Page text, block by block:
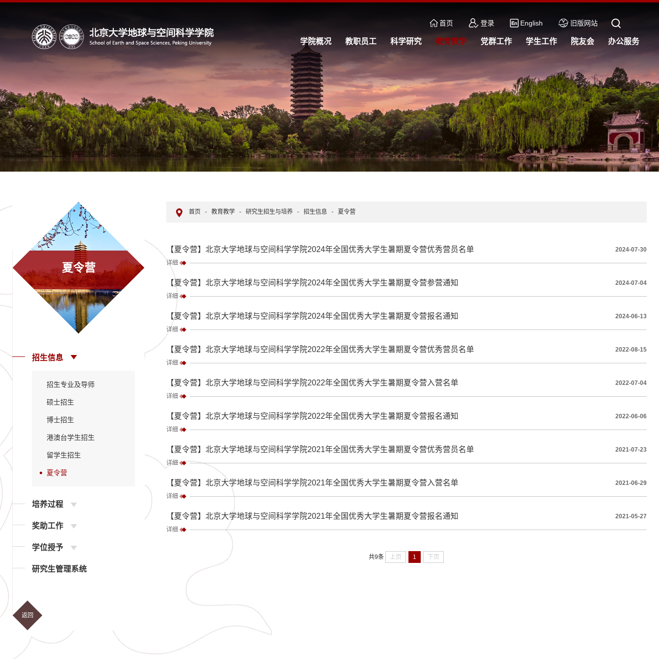
首页 登录 English 旧版网站
学院概况 教职员工 科学研究 教育教学 党群工作 学生工作 院友会 办公服务
夏令营
招生信息
招生专业及导师
硕士招生
博士招生
港澳台学生招生
留学生招生
夏令营
培养过程
奖助工作
学位授予
研究生管理系统
返回
首页 - 教育教学 - 研究生招生与培养 - 招生信息 - 夏令营
【夏令营】北京大学地球与空间科学学院2024年全国优秀大学生暑期夏令营优秀营员名单
2024-07-30
详细
【夏令营】北京大学地球与空间科学学院2024年全国优秀大学生暑期夏令营参营通知
2024-07-04
详细
【夏令营】北京大学地球与空间科学学院2024年全国优秀大学生暑期夏令营报名通知
2024-06-13
详细
【夏令营】北京大学地球与空间科学学院2022年全国优秀大学生暑期夏令营优秀营员名单
2022-08-15
详细
【夏令营】北京大学地球与空间科学学院2022年全国优秀大学生暑期夏令营入营名单
2022-07-04
详细
【夏令营】北京大学地球与空间科学学院2022年全国优秀大学生暑期夏令营报名通知
2022-06-06
详细
【夏令营】北京大学地球与空间科学学院2021年全国优秀大学生暑期夏令营优秀营员名单
2021-07-23
详细
【夏令营】北京大学地球与空间科学学院2021年全国优秀大学生暑期夏令营入营名单
2021-06-29
详细
【夏令营】北京大学地球与空间科学学院2021年全国优秀大学生暑期夏令营报名通知
2021-05-27
详细
共9条 上页 1 下页